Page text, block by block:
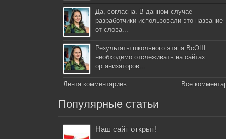
Да, согласна. В данном случае
разработчики использовали это название
от слова...
Результаты школьного этапа ВсОШ
необходимо отслеживать на сайтах
организаторов...
Лента комментариев Все
Популярные статьи
Наш сайт открыт!